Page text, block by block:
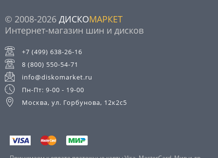
© 2008-2026 ДИСКОМАРКЕТ
Интернет-магазин шин и дисков
+7 (499) 638-26-16
8 (800) 550-54-71
info@diskomarket.ru
Пн-Пт: 9-00 - 19-00
Москва, ул. Горбунова, 12к2с5